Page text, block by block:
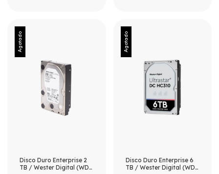
Agotado
Disco Duro Enterprise 2
TB / Wester Digital (WD)
Agotado
Disco Duro Enterprise 6
TB / Wester Digital (WD)